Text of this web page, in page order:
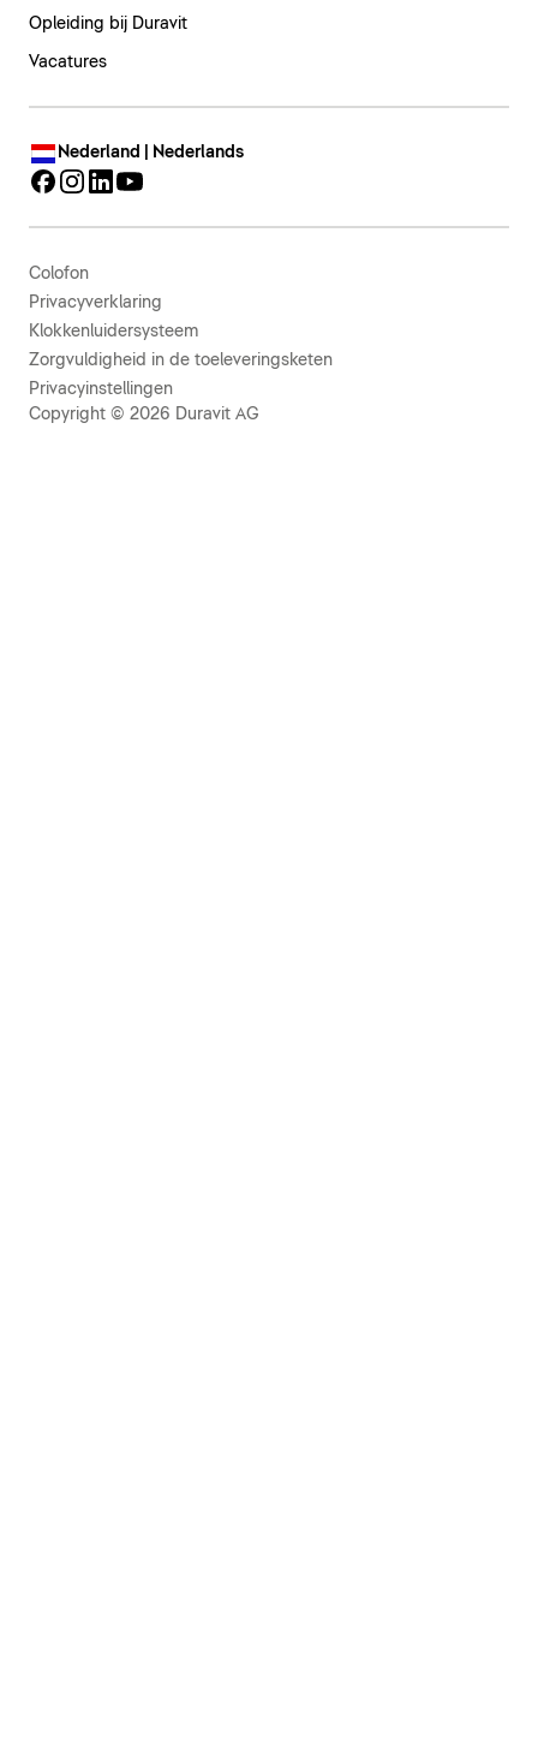
Opleiding bij Duravit
Vacatures
Nederland | Nederlands
Colofon
Privacyverklaring
Klokkenluidersysteem
Zorgvuldigheid in de toeleveringsketen
Privacyinstellingen
Copyright © 2026 Duravit AG